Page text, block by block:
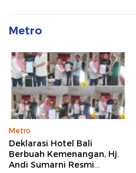
Metro
Metro
Deklarasi Hotel Bali
Berbuah Kemenangan, Hj.
Andi Sumarni Resmi